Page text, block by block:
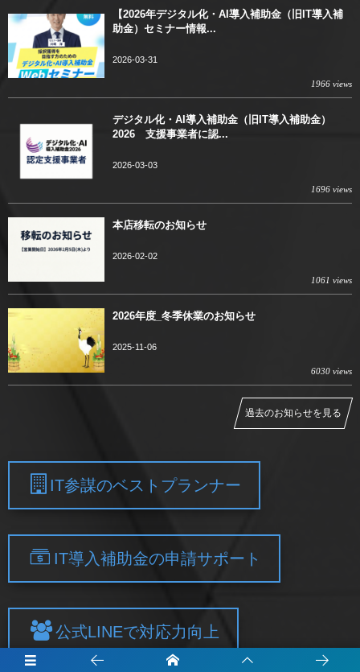
【2026年デジタル化・AI導入補助金（旧IT導入補
助金）セミナー情報...
2026-03-31
1966 views
デジタル化・AI導入補助金（旧IT導入補助金）
2026 支援事業者に認...
2026-03-03
1696 views
本店移転のお知らせ
2026-02-02
1061 views
2026年度_冬季休業のお知らせ
2025-11-06
6030 views
過去のお知らせを見る
IT参謀のベストプランナー
IT導入補助金の申請サポート
公式LINEで対応力向上